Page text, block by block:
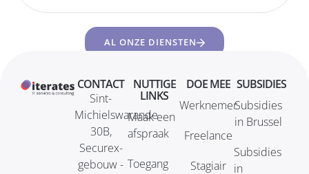
AL ONZE DIENSTEN
CONTACT
Sint-
Michielswarande
30B,
Securex-
gebouw -
NUTTIGE
LINKS
Maak een
afspraak
Toegang
DOE MEE
Werknemer
Freelance
Stagiair
SUBSIDIES
Subsidies
in Brussel
Subsidies
in